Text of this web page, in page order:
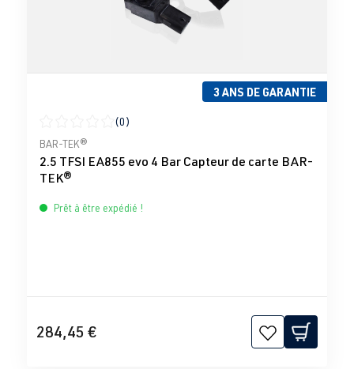
3 ANS DE GARANTIE
Note moyenne de 0 sur 5 étoiles
(0)
BAR-TEK®
2.5 TFSI EA855 evo 4 Bar Capteur de carte BAR-
TEK®
Prêt à être expédié !
284,45 €